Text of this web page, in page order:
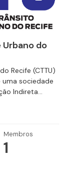
do
Recife (CTTU)
sociedade
Indireta...
Membros
1